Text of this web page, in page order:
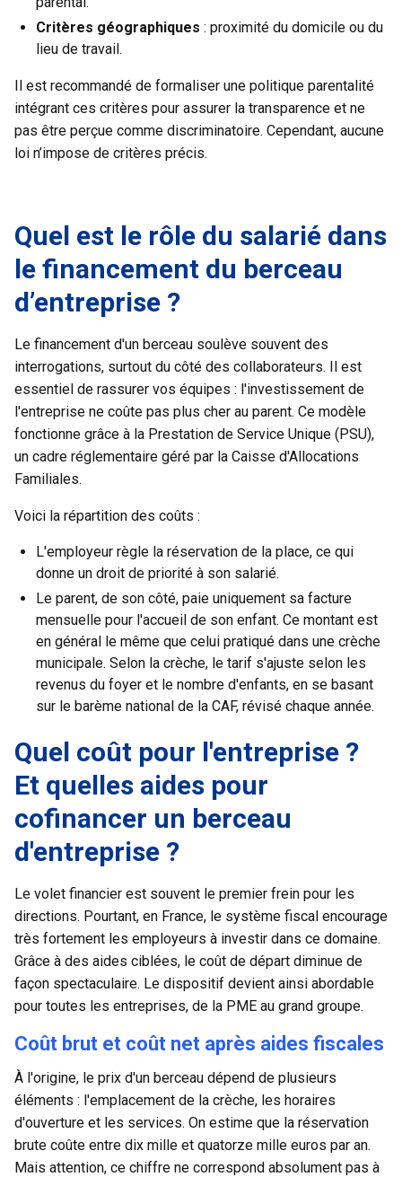
Critères géographiques : proximité du domicile ou du
lieu de travail.
Il est recommandé de formaliser une politique parentalité
intégrant ces critères pour assurer la transparence et ne
pas être perçue comme discriminatoire. Cependant, aucune
loi n’impose de critères précis.
Quel est le rôle du salarié dans
le financement du berceau
d’entreprise ?
Le financement d'un berceau soulève souvent des
interrogations, surtout du côté des collaborateurs. Il est
essentiel de rassurer vos équipes : l'investissement de
l'entreprise ne coûte pas plus cher au parent. Ce modèle
fonctionne grâce à la Prestation de Service Unique (PSU),
un cadre réglementaire géré par la Caisse d'Allocations
Familiales.
Voici la répartition des coûts :
L'employeur règle la réservation de la place, ce qui
donne un droit de priorité à son salarié.
Le parent, de son côté, paie uniquement sa facture
mensuelle pour l'accueil de son enfant. Ce montant est
en général le même que celui pratiqué dans une crèche
municipale. Selon la crèche, le tarif s'ajuste selon les
revenus du foyer et le nombre d'enfants, en se basant
sur le barème national de la CAF, révisé chaque année.
Quel coût pour l'entreprise ?
Et quelles aides pour
cofinancer un berceau
d'entreprise ?
Le volet financier est souvent le premier frein pour les
directions. Pourtant, en France, le système fiscal encourage
très fortement les employeurs à investir dans ce domaine.
Grâce à des aides ciblées, le coût de départ diminue de
façon spectaculaire. Le dispositif devient ainsi abordable
pour toutes les entreprises, de la PME au grand groupe.
Coût brut et coût net après aides fiscales
À l'origine, le prix d'un berceau dépend de plusieurs
éléments : l'emplacement de la crèche, les horaires
d'ouverture et les services. On estime que la réservation
brute coûte entre dix mille et quatorze mille euros par an.
Mais attention, ce chiffre ne correspond absolument pas à